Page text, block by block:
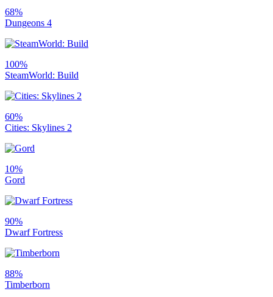
68%
Dungeons 4
100%
SteamWorld: Build
60%
Cities: Skylines 2
10%
Gord
90%
Dwarf Fortress
88%
Timberborn